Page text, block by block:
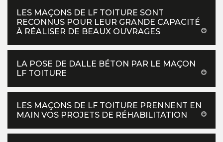
LES MAÇONS DE LF TOITURE SONT
RECONNUS POUR LEUR GRANDE CAPACITÉ
À RÉALISER DE BEAUX OUVRAGES
LA POSE DE DALLE BÉTON PAR LE MAÇON
LF TOITURE
LES MAÇONS DE LF TOITURE PRENNENT EN
MAIN VOS PROJETS DE RÉHABILITATION